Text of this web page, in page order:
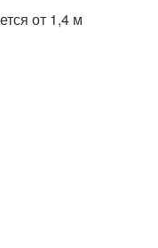
от 1,4 м